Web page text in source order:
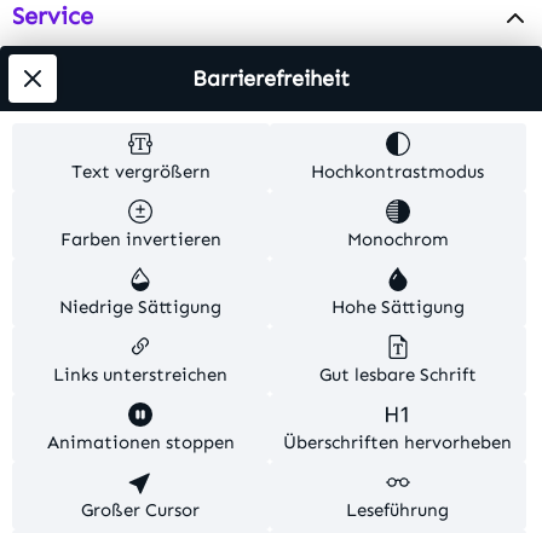
Service
Info
Alle Preise inkl. gesetzl. Mehrwertsteuer zzgl.
Versandkosten . Alle Artikelangaben sind
Herstellerangaben und ohne Gewähr.
© 2026 MKV24 – Alle Rechte vorbehalten. Theme by
TC-Innovations
Text vergrößern Hochkontrastmodus
Farben invertieren Monochrom
Niedrige Sättigung Hohe Sättigung
Links unterstreichen Gut lesbare Schrift
Animationen stoppen Überschriften hervorheben
Großer Cursor Leseführung
Barrierefreiheit
Diese Website verwendet Cookies, um eine bestmögliche
Erfahrung bieten zu können.
Nur technisch notwendige
Konfigurieren